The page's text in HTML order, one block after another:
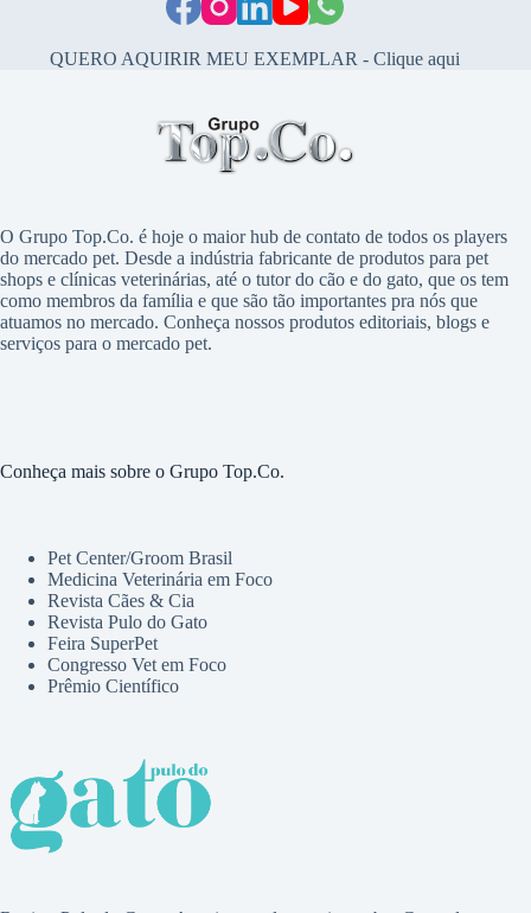
QUERO AQUIRIR MEU EXEMPLAR - Clique aqui
O Grupo Top.Co. é hoje o maior hub de contato de todos os players
do mercado pet. Desde a indústria fabricante de produtos para pet
shops e clínicas veterinárias, até o tutor do cão e do gato, que os tem
como membros da família e que são tão importantes pra nós que
atuamos no mercado. Conheça nossos produtos editoriais, blogs e
serviços para o mercado pet.
Conheça mais sobre o Grupo Top.Co.
Pet Center/Groom Brasil
Medicina Veterinária em Foco
Revista Cães & Cia
Revista Pulo do Gato
Feira SuperPet
Congresso Vet em Foco
Prêmio Científico